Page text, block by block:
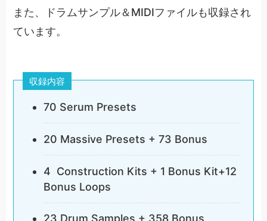
また、ドラムサンプル＆MIDIファイルも収録され
ています。
収録内容
70 Serum Presets
20 Massive Presets + 73 Bonus
4 Construction Kits + 1 Bonus Kit+12
Bonus Loops